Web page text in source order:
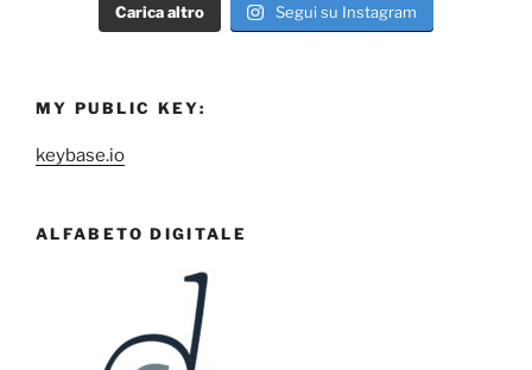
Carica altro Segui su Instagram
MY PUBLIC KEY:
keybase.io
ALFABETO DIGITALE